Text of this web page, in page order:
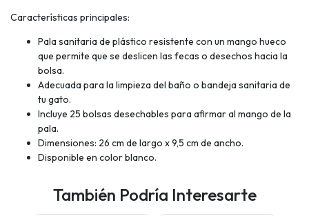
Características principales:
Pala sanitaria de plástico resistente con un mango hueco
que permite que se deslicen las fecas o desechos hacia la
bolsa.
Adecuada para la limpieza del baño o bandeja sanitaria de
tu gato.
Incluye 25 bolsas desechables para afirmar al mango de la
pala.
Dimensiones: 26 cm de largo x 9,5 cm de ancho.
Disponible en color blanco.
También Podría Interesarte